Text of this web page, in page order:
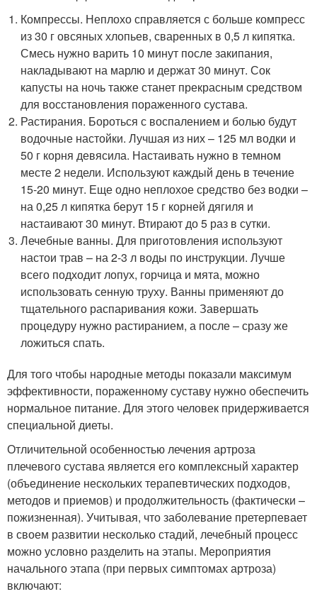
Компрессы. Неплохо справляется с больше компресс
из 30 г овсяных хлопьев, сваренных в 0,5 л кипятка.
Смесь нужно варить 10 минут после закипания,
накладывают на марлю и держат 30 минут. Сок
капусты на ночь также станет прекрасным средством
для восстановления пораженного сустава.
Растирания. Бороться с воспалением и болью будут
водочные настойки. Лучшая из них – 125 мл водки и
50 г корня девясила. Настаивать нужно в темном
месте 2 недели. Используют каждый день в течение
15-20 минут. Еще одно неплохое средство без водки –
на 0,25 л кипятка берут 15 г корней дягиля и
настаивают 30 минут. Втирают до 5 раз в сутки.
Лечебные ванны. Для приготовления используют
настои трав – на 2-3 л воды по инструкции. Лучше
всего подходит лопух, горчица и мята, можно
использовать сенную труху. Ванны применяют до
тщательного распаривания кожи. Завершать
процедуру нужно растиранием, а после – сразу же
ложиться спать.
Для того чтобы народные методы показали максимум
эффективности, пораженному суставу нужно обеспечить
нормальное питание. Для этого человек придерживается
специальной диеты.
Отличительной особенностью лечения артроза
плечевого сустава является его комплексный характер
(объединение нескольких терапевтических подходов,
методов и приемов) и продолжительность (фактически –
пожизненная). Учитывая, что заболевание претерпевает
в своем развитии несколько стадий, лечебный процесс
можно условно разделить на этапы. Мероприятия
начального этапа (при первых симптомах артроза)
включают: